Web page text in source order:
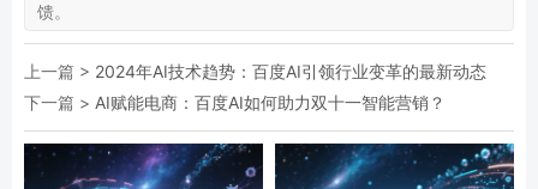
馈。
上一篇 > 2024年AI技术趋势：百度AI引领行业变革的最新动态
下一篇 > AI赋能电商：百度AI如何助力双十一智能营销？